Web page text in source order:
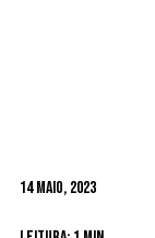
14 Maio, 2023